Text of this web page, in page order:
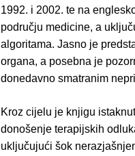
1992. i 2002. te na
području medicine, a
algoritama. Jasno je
organa, a posebna je
donedavno smatranim
Kroz cijelu je knjigu
donošenje terapijskih
uključujući šok